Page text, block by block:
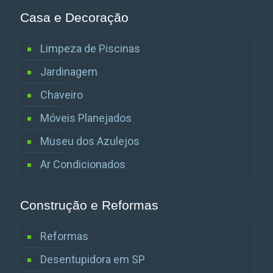
Casa e Decoração
Limpeza de Piscinas
Jardinagem
Chaveiro
Móveis Planejados
Museu dos Azulejos
Ar Condicionados
Construção e Reformas
Reformas
Desentupidora em SP